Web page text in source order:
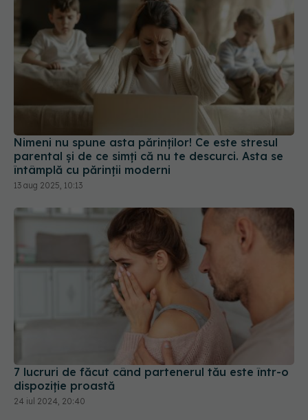
Nimeni nu spune asta părinților! Ce este stresul
parental și de ce simți că nu te descurci. Asta se
13 aug 2025, 10:13
7 lucruri de făcut când partenerul tău este într-o